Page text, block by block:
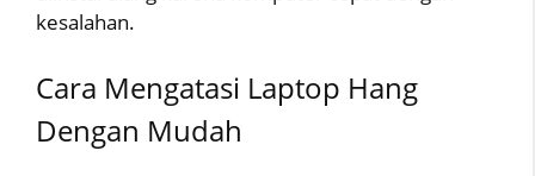
kesalahan.
Cara Mengatasi Laptop Hang
Dengan Mudah